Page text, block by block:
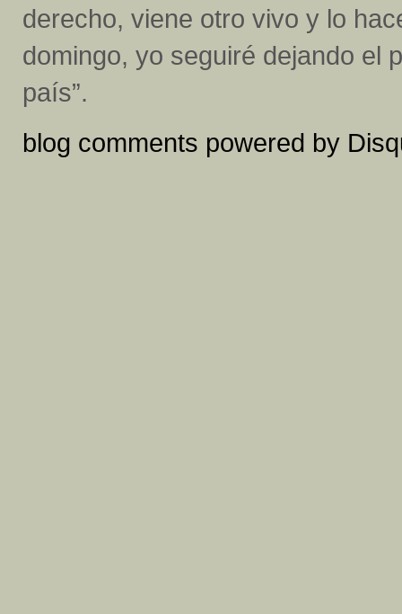
derecho, viene otro vivo y lo
domingo, yo seguiré dejando el
país”.
blog comments powered by